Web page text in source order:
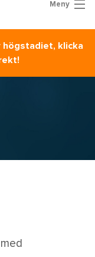
Meny
Är du lärare?
högstadiet, klicka